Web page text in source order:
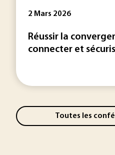
2 Mars 2026
Réussir la
connecter et
Toutes les